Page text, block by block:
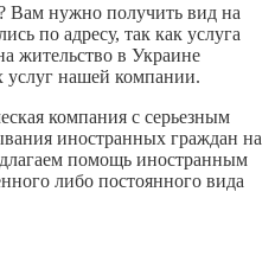
Вам нужно получить вид на
по адресу, так как услуга
жительство в Украине
услуг нашей компании.
компания с серьезным
иностранных граждан на
помощь иностранным
либо постоянного вида